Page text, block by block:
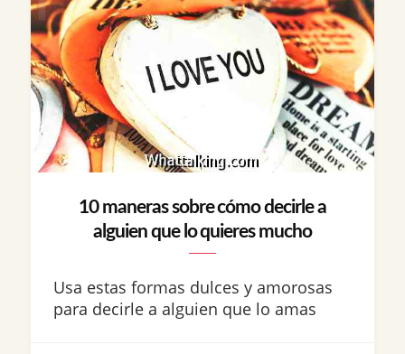
10 maneras sobre cómo decirle a
alguien que lo quieres mucho
Usa estas formas dulces y amorosas
para decirle a alguien que lo amas